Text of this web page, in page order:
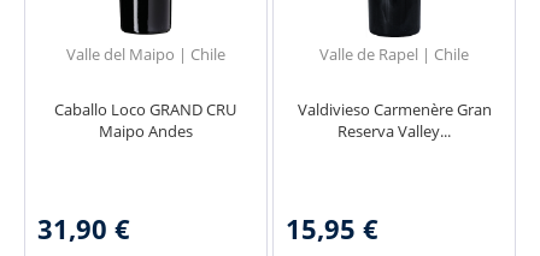
Valle del Maipo | Chile
Caballo Loco GRAND CRU
Maipo Andes
31,90 €
Valle de Rapel | Chile
Valdivieso Carmenère Gran
Reserva Valley...
15,95 €